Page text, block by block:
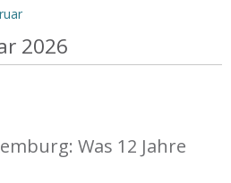
2026
Was 12 Jahre